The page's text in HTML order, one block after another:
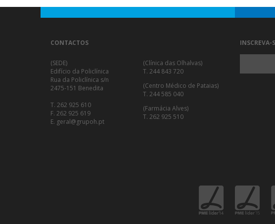
CONTACTOS
(SEDE)
Edifício da Policlínica
Rua da Policlínica s/n
2475-151 Benedita
T. 262 925 610
F. 262 925 619
E. geral@grupoh.pt
(Clínica das Olhalvas)
T. 244 843 720
(Centro Médico de Pataias)
T. 244 585 040
(Farmácia Alves)
T. 262 925 510
INSCREVA-